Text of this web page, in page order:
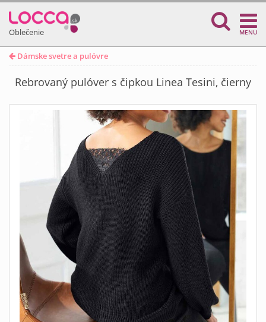
Oblečenie MENU
Dámske svetre a pulóvre
Rebrovaný pulóver s čipkou Linea Tesini, čierny